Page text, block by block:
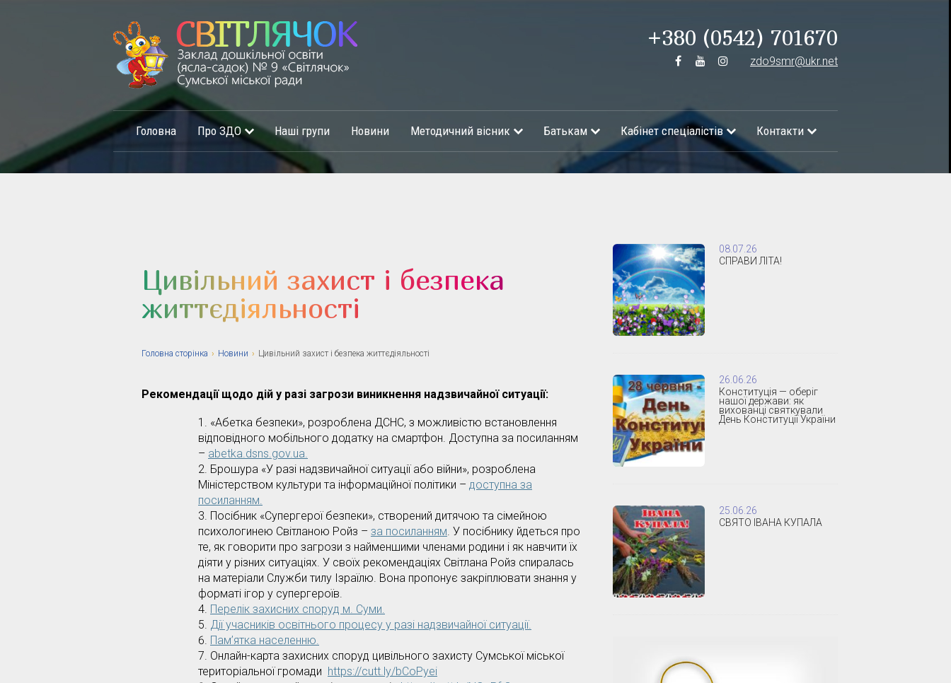
+380 (0542) 701670
zdo9smr@ukr.net
Головна Про ЗДО Наші групи Новини Методичний вісник Батькам Кабінет спеціалістів Контакти
08.07.26
СПРАВИ ЛІТА!
26.06.26
Конституція — оберіг
нашої держави: як
вихованці святкували
День Конституції України
25.06.26
СВЯТО ІВАНА КУПАЛА
Цивільний захист і безпека
життєдіяльності
Головна сторiнка › Новини › Цивільний захист і безпека життєдіяльності
Рекомендації щодо дій у разі загрози виникнення надзвичайної ситуації:
«Абетка безпеки», розроблена ДСНС, з можливістю встановлення
відповідного мобільного додатку на смартфон. Доступна за посиланням
– abetka.dsns.gov.ua.
Брошура «У разі надзвичайної ситуації або війни», розроблена
Міністерством культури та інформаційної політики – доступна за
посиланням.
Посібник «Супергерої безпеки», створений дитячою та сімейною
психологинею Світланою Ройз – за посиланням. У посібнику йдеться про
те, як говорити про загрози з найменшими членами родини і як навчити їх
діяти у різних ситуаціях. У своїх рекомендаціях Світлана Ройз спиралась
на матеріали Служби тилу Ізраїлю. Вона пропонує закріплювати знання у
форматі ігор у супергероїв.
Перелік захисних споруд м. Суми.
Дії учасників освітнього процесу у разі надзвичайної ситуації.
Пам’ятка населенню.
Онлайн-карта захисних споруд цивільного захисту Сумської міської
територіальної громади https://cutt.ly/bCoPyei